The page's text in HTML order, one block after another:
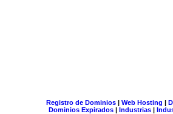
Registro de Dominios| Web Hosting |
Dominios Expirados | Industrias |